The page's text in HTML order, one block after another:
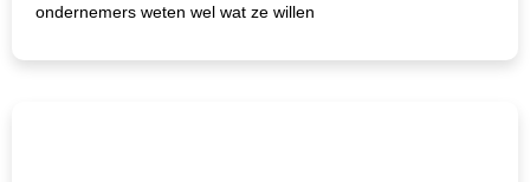
ondernemers weten wel wat ze willen